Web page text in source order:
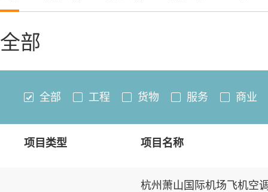
全部
全部 工程 货物 服务 商业
项目类型 项目名称
杭州萧山国际机场飞机空